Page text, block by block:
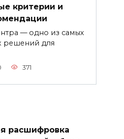
критерии и
— одно из самых
решений для
371
расшифровка